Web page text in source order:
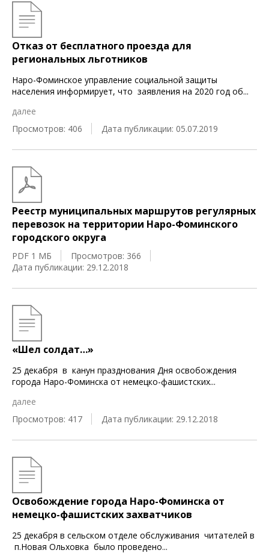
Отказ от бесплатного проезда для
региональных льготников
Наро-Фоминское управление социальной защиты
населения информирует, что заявления на 2020 год об...
далее
Просмотров: 406
Дата публикации: 05.07.2019
Реестр муниципальных маршрутов регулярных
перевозок на территории Наро-Фоминского
городского округа
PDF 1 МБ
Просмотров: 366
Дата публикации: 29.12.2018
«Шел солдат…»
25 декабря в канун празднования Дня освобождения
города Наро-Фоминска от немецко-фашистских...
далее
Просмотров: 417
Дата публикации: 29.12.2018
Освобождение города Наро-Фоминска от
немецко-фашистских захватчиков
25 декабря в сельском отделе обслуживания читателей в
п.Новая Ольховка было проведено...